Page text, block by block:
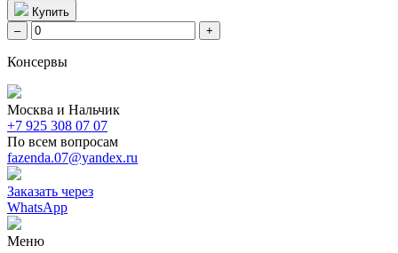
Купить
–
+
Консервы
Москва и Нальчик
+7 925 308 07 07
По всем вопросам
fazenda.07@yandex.ru
Заказать через
WhatsApp
Меню